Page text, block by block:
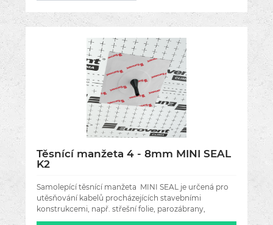
Těsnící manžeta 4 - 8mm MINI SEAL
K2
Samolepící těsnící manžeta MINI SEAL je určená pro
utěsňování kabelů procházejících stavebními
konstrukcemi, např. střešní folie, parozábrany,
stěnami, střechou, podkrovím a